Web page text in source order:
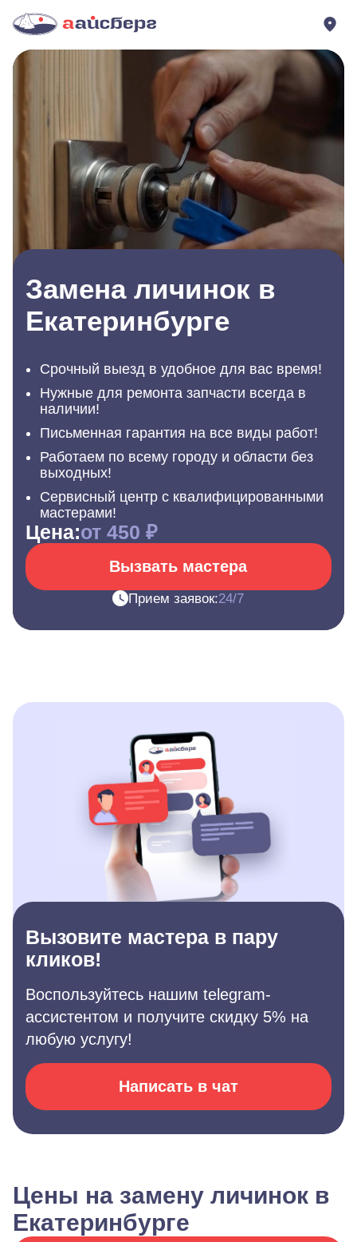
Замена личинок в
Екатеринбурге
Срочный выезд в удобное для вас время!
Нужные для ремонта запчасти всегда в
наличии!
Письменная гарантия на все виды работ!
Работаем по всему городу и области без
выходных!
Сервисный центр с квалифицированными
мастерами!
Цена:от 450 ₽
Вызвать мастера
Прием заявок:24/7
Вызовите мастера в пару
кликов!
Воспользуйтесь нашим telegram-
ассистентом и получите скидку 5% на
любую услугу!
Написать в чат
Цены на замену личинок в
Екатеринбурге